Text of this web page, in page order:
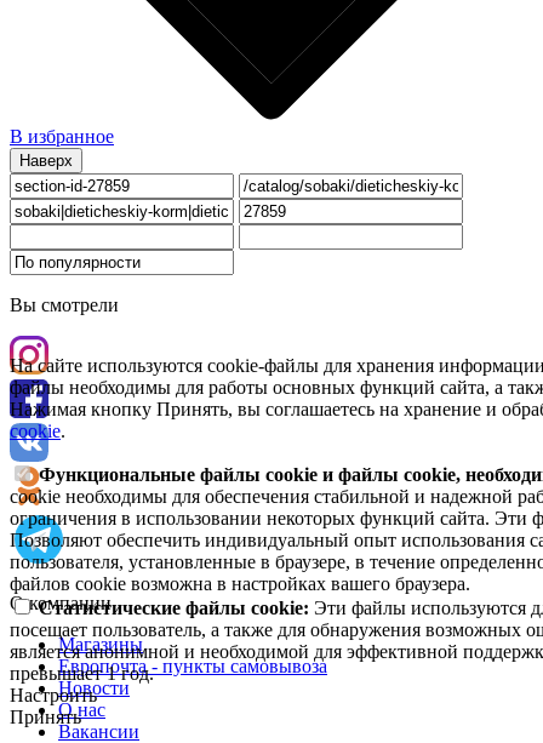
В избранное
Наверх
Вы смотрели
На сайте используются cookie-файлы для хранения
файлы необходимы для работы основных функций сайта, а
Нажимая кнопку Принять, вы соглашаетесь на хранение и
cookie.
Функциональные файлы cookie и файлы cookie,
cookie необходимы для обеспечения стабильной и надежной
ограничения в использовании некоторых функций сайта. Эти
Позволяют обеспечить индивидуальный опыт использования
пользователя, установленные в браузере, в течение
файлов cookie возможна в настройках вашего браузера.
Статистические файлы cookie: Эти файлы используются
посещает пользователь, а также для обнаружения возможных
является анонимной и необходимой для эффективной
превышает 1 год.
Настроить
Принять
О компании
Магазины
Европочта - пункты самовывоза
Новости
О нас
Вакансии